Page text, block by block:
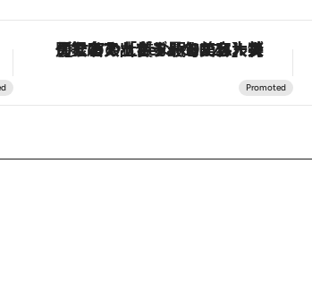
【夏限定ディナーコース】旬を迎える稚鮎や花ズッキーニなどをイタリア・トスカーナの郷土料理の手法で満喫！